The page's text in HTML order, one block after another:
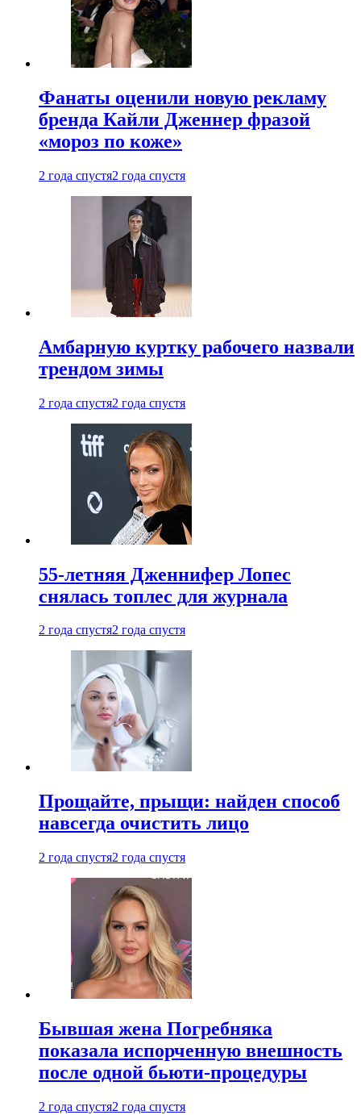
Фанаты оценили новую рекламу
бренда Кайли Дженнер фразой
«мороз по коже»
2 года спустя2 года спустя
Амбарную куртку рабочего назвали
трендом зимы
2 года спустя2 года спустя
55-летняя Дженнифер Лопес
снялась топлес для журнала
2 года спустя2 года спустя
Прощайте, прыщи: найден способ
навсегда очистить лицо
2 года спустя2 года спустя
Бывшая жена Погребняка
показала испорченную внешность
после одной бьюти-процедуры
2 года спустя2 года спустя